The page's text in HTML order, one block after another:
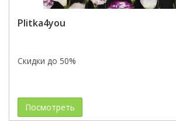
Plitka4you
Скидки до 50%
Посмотреть